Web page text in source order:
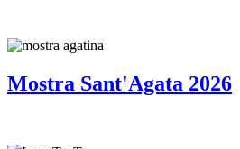
Mostra Sant'Agata 2026